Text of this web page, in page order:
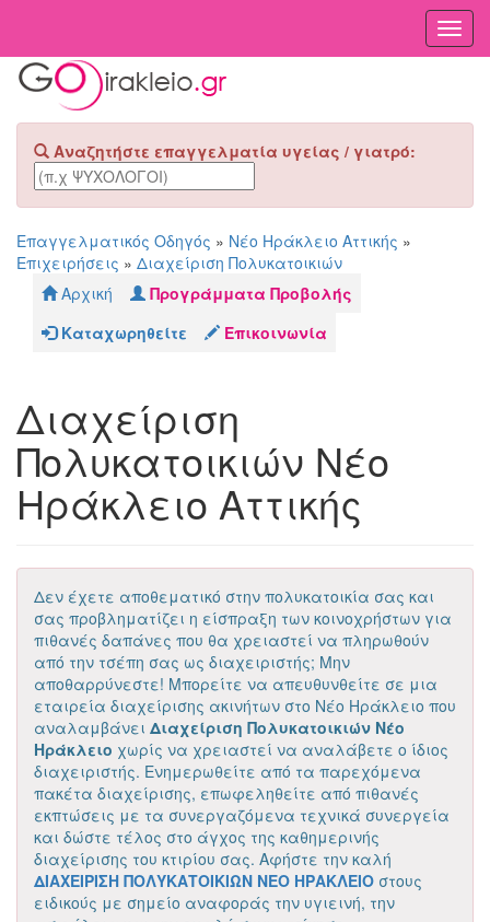
Αναζητήστε επαγγελματία υγείας / γιατρό:
Επαγγελματικός Οδηγός » Νέο Ηράκλειο Αττικής »
Επιχειρήσεις » Διαχείριση Πολυκατοικιών
Αρχική
Προγράμματα Προβολής
Καταχωρηθείτε
Επικοινωνία
Διαχείριση
Πολυκατοικιών Νέο
Ηράκλειο Αττικής
Δεν έχετε αποθεματικό στην πολυκατοικία σας και
σας προβληματίζει η είσπραξη των κοινοχρήστων για
πιθανές δαπάνες που θα χρειαστεί να πληρωθούν
από την τσέπη σας ως διαχειριστής; Μην
αποθαρρύνεστε! Μπορείτε να απευθυνθείτε σε μια
εταιρεία διαχείρισης ακινήτων στο Νέο Ηράκλειο που
αναλαμβάνει Διαχείριση Πολυκατοικιών Νέο
Ηράκλειο χωρίς να χρειαστεί να αναλάβετε ο ίδιος
διαχειριστής. Ενημερωθείτε από τα παρεχόμενα
πακέτα διαχείρισης, επωφεληθείτε από πιθανές
εκπτώσεις με τα συνεργαζόμενα τεχνικά συνεργεία
και δώστε τέλος στο άγχος της καθημερινής
διαχείρισης του κτιρίου σας. Αφήστε την καλή
ΔΙΑΧΕΙΡΙΣΗ ΠΟΛΥΚΑΤΟΙΚΙΩΝ ΝΕΟ ΗΡΑΚΛΕΙΟ στους
ειδικούς με σημείο αναφοράς την υγιεινή, την